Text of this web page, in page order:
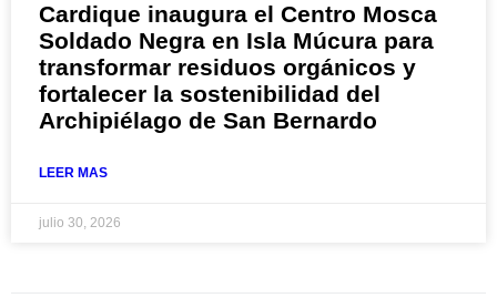
Cardique inaugura el Centro Mosca
Soldado Negra en Isla Múcura para
transformar residuos orgánicos y
fortalecer la sostenibilidad del
Archipiélago de San Bernardo
LEER MAS
julio 30, 2026